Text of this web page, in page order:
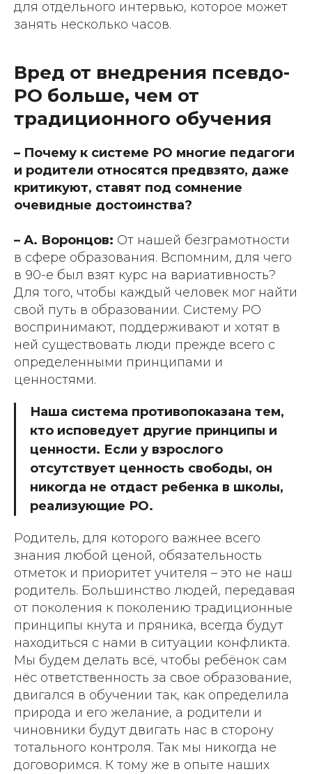
для отдельного интервью, которое может
занять несколько часов.
Вред от внедрения псевдо-
РО больше, чем от
традиционного обучения
– Почему к системе РО многие педагоги
и родители относятся предвзято, даже
критикуют, ставят под сомнение
очевидные достоинства?
– А. Воронцов: От нашей безграмотности
в сфере образования. Вспомним, для чего
в 90-е был взят курс на вариативность?
Для того, чтобы каждый человек мог найти
свой путь в образовании. Систему РО
воспринимают, поддерживают и хотят в
ней существовать люди прежде всего с
определенными принципами и
ценностями.
Наша система противопоказана тем,
кто исповедует другие принципы и
ценности. Если у взрослого
отсутствует ценность свободы, он
никогда не отдаст ребенка в школы,
реализующие РО.
Родитель, для которого важнее всего
знания любой ценой, обязательность
отметок и приоритет учителя – это не наш
родитель. Большинство людей, передавая
от поколения к поколению традиционные
принципы кнута и пряника, всегда будут
находиться с нами в ситуации конфликта.
Мы будем делать всё, чтобы ребёнок сам
нёс ответственность за свое образование,
двигался в обучении так, как определила
природа и его желание, а родители и
чиновники будут двигать нас в сторону
тотального контроля. Так мы никогда не
договоримся. К тому же в опыте наших